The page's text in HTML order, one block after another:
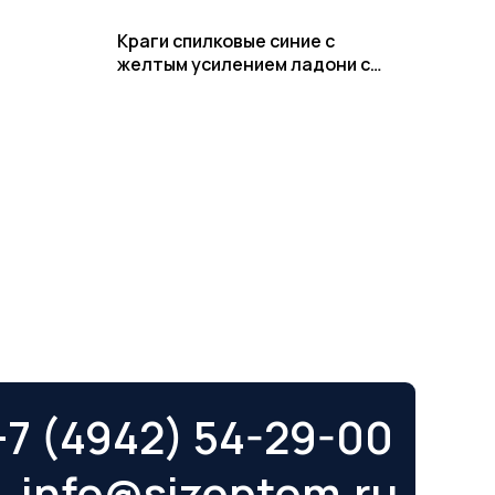
Краги спилковые синие с
желтым усилением ладони с
(4942) 54-29-00